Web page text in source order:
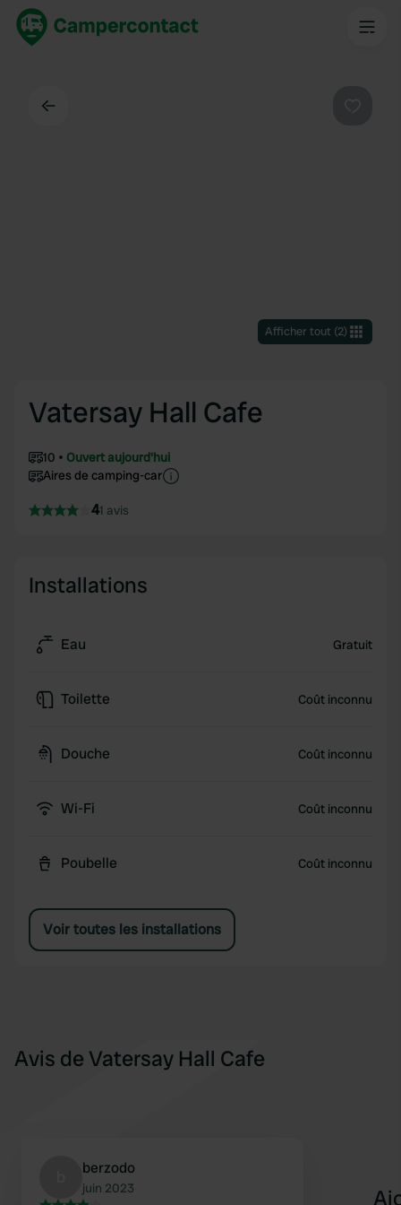
Afficher tout(2)
Vatersay Hall Cafe
10
Ouvert aujourd'hui
Aires de camping-car
41 avis
Installations
Eau Gratuit
Toilette Coût inconnu
Douche Coût inconnu
Wi-Fi Coût inconnu
Poubelle Coût inconnu
Voir toutes les installations
Avis de Vatersay Hall Cafe
berzodo
juin 2023